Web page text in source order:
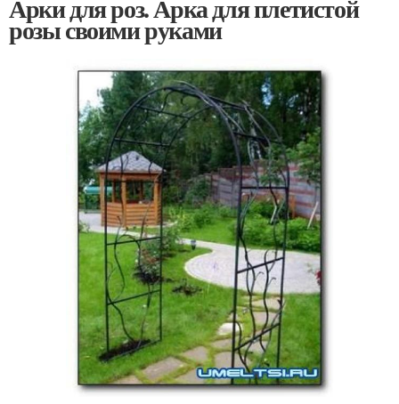
Арки для роз. Арка для плетистой
розы своими руками